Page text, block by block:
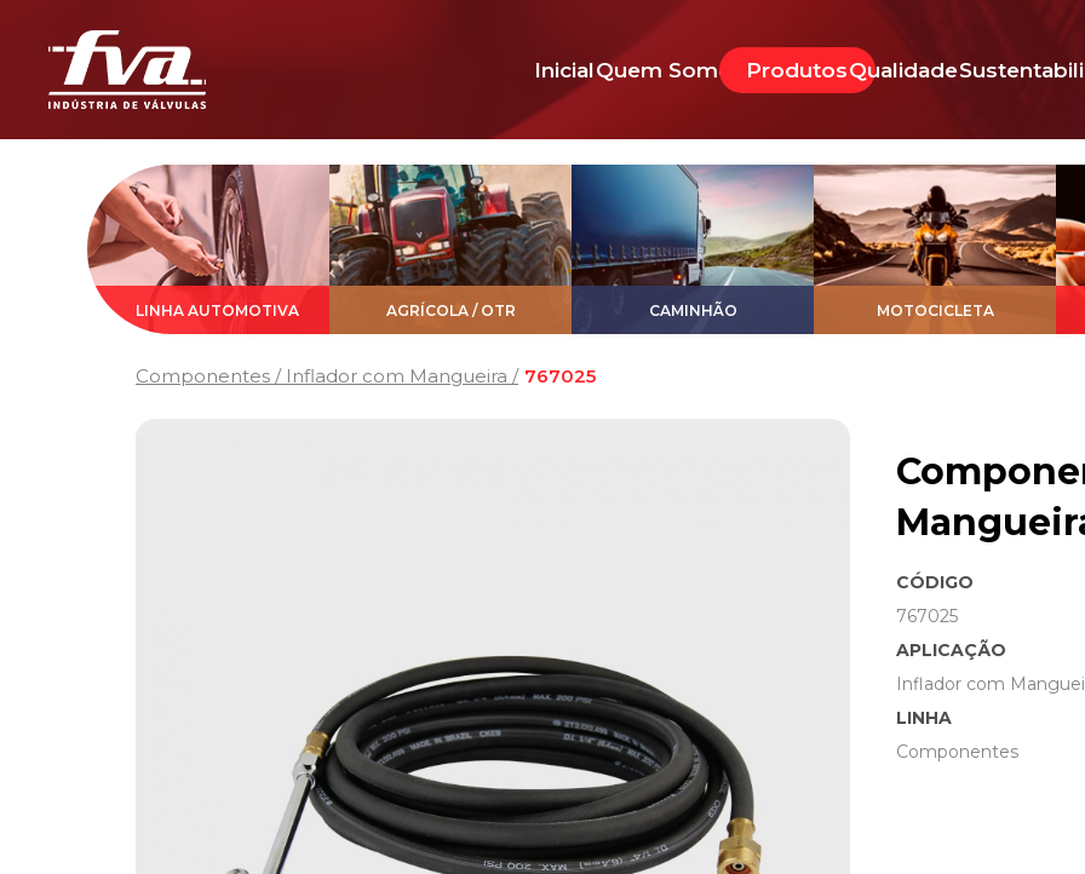
InicialQuem Somos ProdutosQualidade
LINHA AUTOMOTIVA AGRÍCOLA / OTR CAMINHÃO MOTOCICLETA
Componentes / Inflador com Mangueira / 767025
CÓDIGO
767025
APLICAÇÃO
Inflador com
LINHA
Componentes